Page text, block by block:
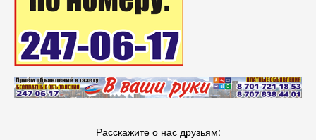
Расскажите о нас друзьям: